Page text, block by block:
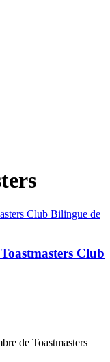
Club
de Toastmasters